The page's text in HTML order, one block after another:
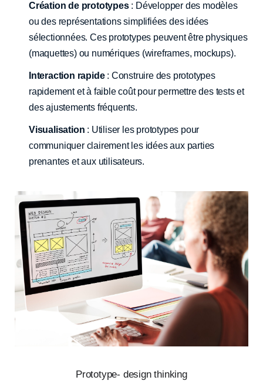
Création de prototypes: Développer des modèles
ou des représentations simplifiées des idées
sélectionnées. Ces prototypes peuvent être physiques
(maquettes) ou numériques (wireframes, mockups).
Interaction rapide: Construire des prototypes
rapidement et à faible coût pour permettre des tests et
des ajustements fréquents.
Visualisation : Utiliser les prototypes pour
communiquer clairement les idées aux parties
prenantes et aux utilisateurs.
Prototype- design thinking